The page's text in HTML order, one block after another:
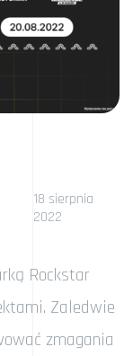
18 sierpnia
2022
Rockstar
Zaledwie
zmagania